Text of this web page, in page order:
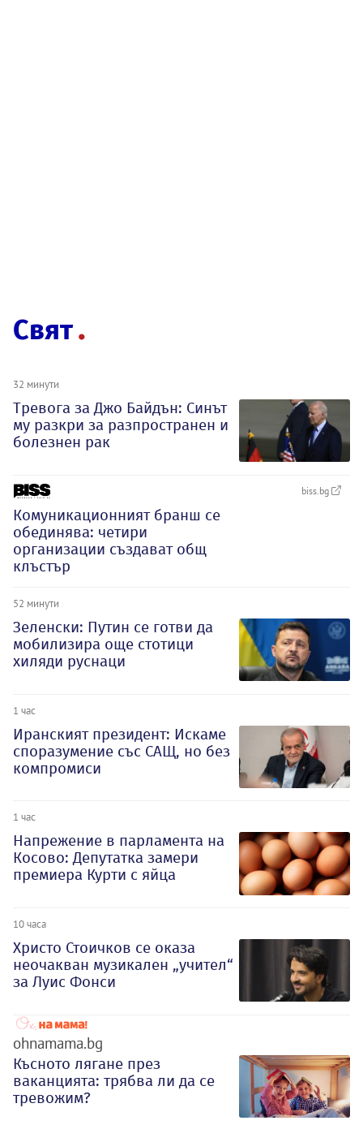
Свят
32 минути
Тревога за Джо Байдън: Синът
му разкри за разпространен и
болезнен рак
biss.bg
Комуникационният бранш се
обединява: четири
организации създават общ
клъстър
52 минути
Зеленски: Путин се готви да
мобилизира още стотици
хиляди руснаци
1 час
Иранският президент: Искаме
споразумение със САЩ, но без
компромиси
1 час
Напрежение в парламента на
Косово: Депутатка замери
премиера Курти с яйца
10 часа
Христо Стоичков се оказа
неочакван музикален „учител“
за Луис Фонси
ohnamama.bg
Късното лягане през
ваканцията: трябва ли да се
тревожим?